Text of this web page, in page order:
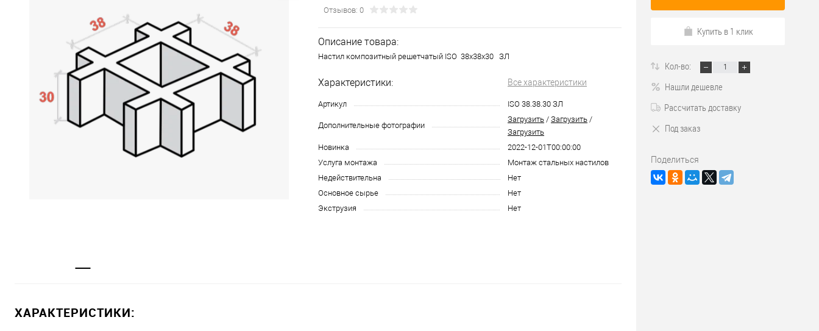
Отзывов: 0
Описание товара:
Настил композитный решетчатый ISO 38x38x30 ЗЛ
Характеристики: Все характеристики
Артикул ISO 38.38.30 ЗЛ
Дополнительные фотографии
Загрузить / Загрузить /
Загрузить
Новинка
2022-12-01T00:00:00
Услуга монтажа
Монтаж стальных настилов
Недействительна
Нет
Основное сырье
Нет
Экструзия
Нет
ХАРАКТЕРИСТИКИ:
Купить в 1 клик
Кол-во:
Нашли дешевле
Рассчитать доставку
Под заказ
Поделиться